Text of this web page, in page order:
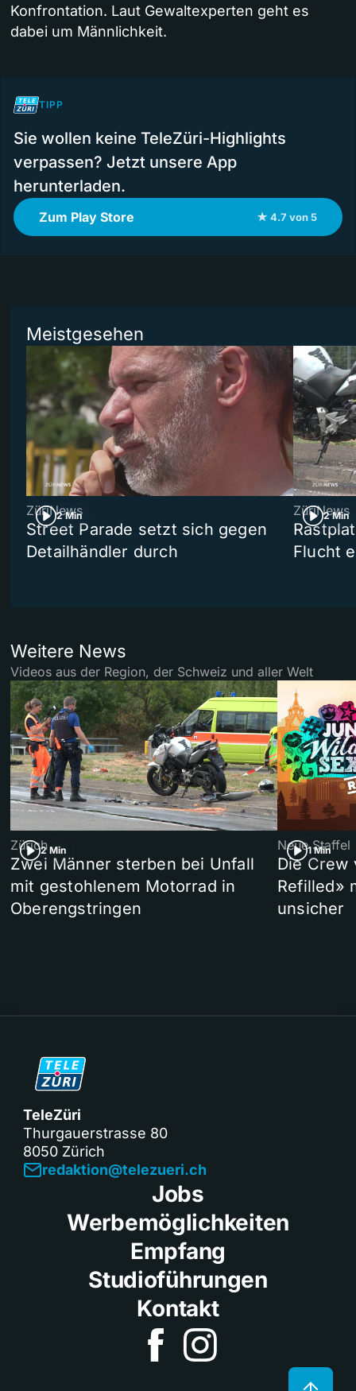
Konfrontation. Laut Gewaltexperten geht es
dabei um Männlichkeit.
TIPP
Sie wollen keine TeleZüri-Highlights
verpassen? Jetzt unsere App
herunterladen.
Zum Play Store ★ 4.7 von 5
Meistgesehen
2 Min
ZüriNews
Street Parade setzt sich gegen
Detailhändler durch
2 Min
ZüriNews
Flucht
Weitere News
Videos aus der Region, der Schweiz und aller Welt
2 Min
Zürich
Zwei Männer sterben bei Unfall
mit gestohlenem Motorrad in
Oberengstringen
1 Min
Neue Staffel
Die Crew
Refilled»
unsicher
TeleZüri
Thurgauerstrasse 80
8050 Zürich
redaktion@telezueri.ch
Jobs
Werbemöglichkeiten
Empfang
Studioführungen
Kontakt